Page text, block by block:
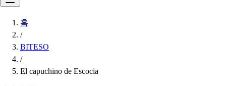
홈
/
BITESO
/
El capuchino de Escocia